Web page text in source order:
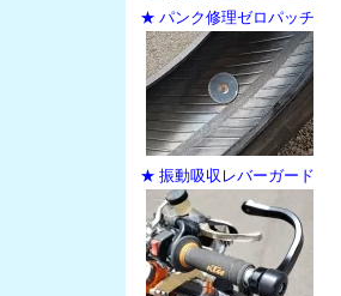
★ パンク修理ゼロパッチ
★ 振動吸収レバーガード